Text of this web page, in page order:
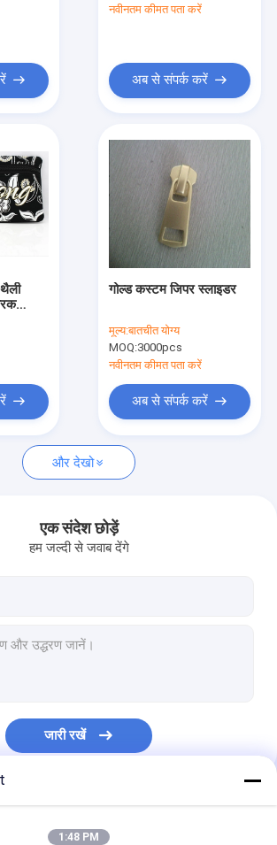
कपड़ा
नवीनतम कीमत पता करें
अब से संपर्क करें
गोल्ड कस्टम जिपर स्लाइडर
मूल्य:बातचीत योग्य
MOQ:3000pcs
नवीनतम कीमत पता करें
अब से संपर्क करें
और देखो
एक संदेश छोड़ें
हम जल्दी से जवाब देंगे
जारी रखें
1:48 PM